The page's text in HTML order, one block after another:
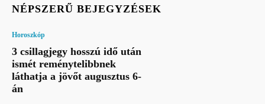
NÉPSZERŰ BEJEGYZÉSEK
Horoszkóp
3 csillagjegy hosszú idő után
ismét reménytelibbnek
láthatja a jövőt augusztus 6-
án